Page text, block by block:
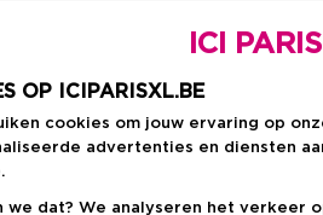
voor tieners is best een
past. Gelukkig hebben wij
ICI
OP ICIPARISXL.BE
cookies om jouw ervaring op
advertenties en diensten
we dat? We analyseren het verkeer